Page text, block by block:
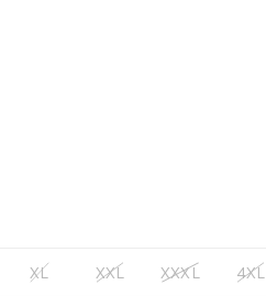
XL XXL XXXL 4XL